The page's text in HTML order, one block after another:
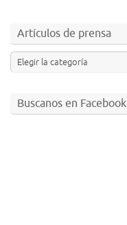
Artículos de prensa
Buscanos en Facebook